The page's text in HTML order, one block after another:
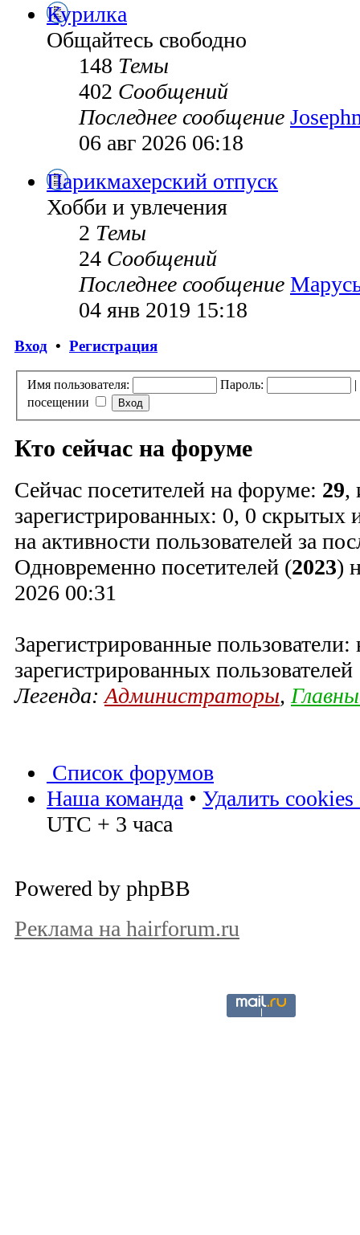
Курилка
Общайтесь свободно
148 Темы
402 Сообщений
Последнее сообщение
06 авг 2026 06:18
Парикмахерский отпуск
Хобби и увлечения
2 Темы
24 Сообщений
Последнее сообщение
04 янв 2019 15:18
Вход • Регистрация
Имя пользователя: Пароль:
|
посещении
Кто сейчас на форуме
Сейчас посетителей на форуме: 29,
зарегистрированных: 0, 0 скрытых
на активности пользователей за
Одновременно посетителей (2023)
2026 00:31
Зарегистрированные пользователи:
зарегистрированных пользователей
Легенда: Администраторы,
Список форумов
Наша команда • Удалить
UTC + 3 часа
Powered by phpBB
Реклама на hairforum.ru